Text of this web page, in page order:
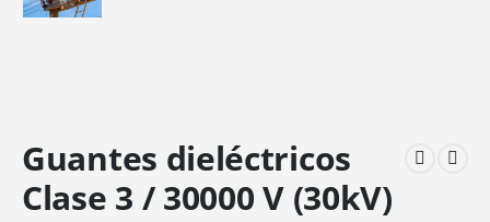
Guantes dieléctricos
Clase 3 / 30000 V (30kV)